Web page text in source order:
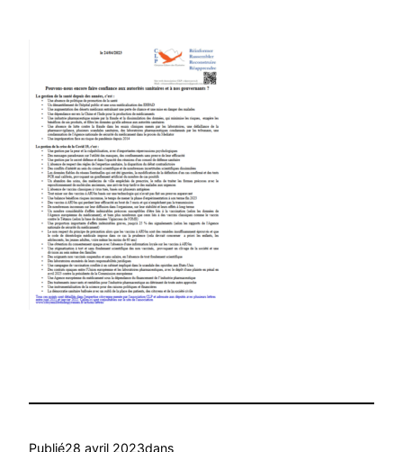
Publié28 avril 2023dans